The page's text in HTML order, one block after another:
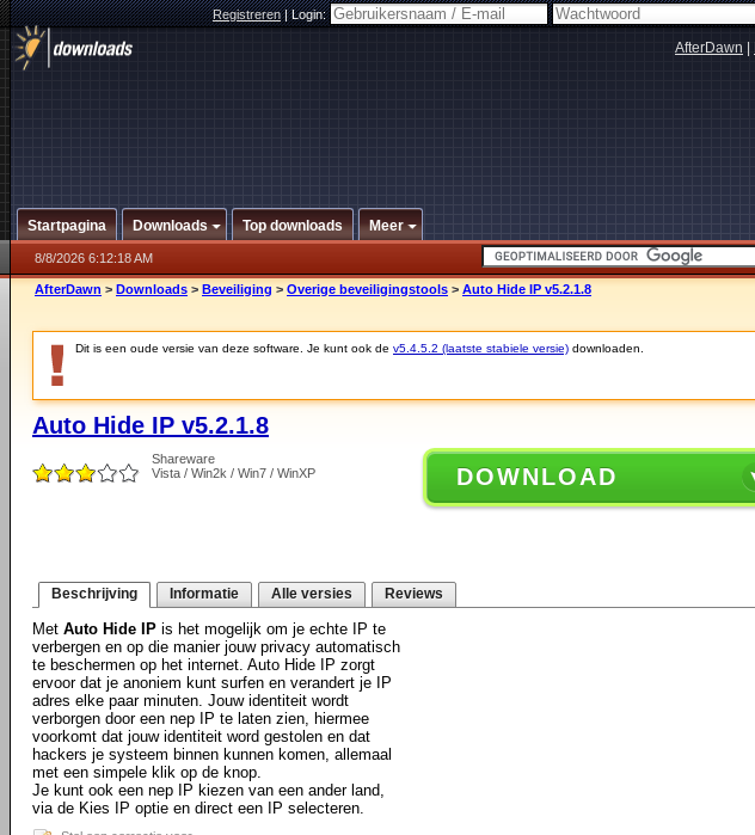
Registreren|Login:
AfterDawn
Startpagina Downloads Top downloads Meer
8/8/2026 6:12:18 AM
AfterDawn > Downloads > Beveiliging > Overige beveiligingstools > Auto Hide IP v5.2.1.8
Dit is een oude versie van deze software. Je kunt ook de v5.4.5.2 (laatste stabiele versie) downloaden.
Auto Hide IP v5.2.1.8
Shareware
Vista / Win2k / Win7 / WinXP
DOWNLOAD
Beschrijving Informatie Alle versies Reviews
Met Auto Hide IP is het mogelijk om je echte IP te
verbergen en op die manier jouw privacy automatisch
te beschermen op het internet. Auto Hide IP zorgt
ervoor dat je anoniem kunt surfen en verandert je IP
adres elke paar minuten. Jouw identiteit wordt
verborgen door een nep IP te laten zien, hiermee
voorkomt dat jouw identiteit word gestolen en dat
hackers je systeem binnen kunnen komen, allemaal
met een simpele klik op de knop.
Je kunt ook een nep IP kiezen van een ander land,
via de Kies IP optie en direct een IP selecteren.